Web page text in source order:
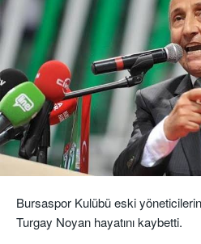
Bursaspor Kulübü eski
Turgay Noyan hayatını kaybetti.